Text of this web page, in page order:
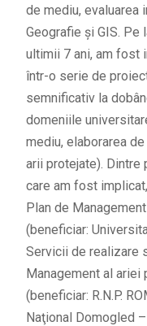
de mediu, evaluarea
Geografie și GIS. Pe
ultimii 7 ani, am fost
într-o serie de
semnificativ la
domeniile
mediu, elaborarea
arii protejate). Dintre
care am fost
Plan de
(beneficiar:
Servicii de realizare
Management al ariei
(beneficiar: R.N.P.
Naţional Domogled